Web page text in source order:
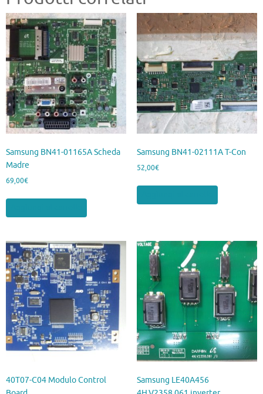
Samsung BN41-01165A Scheda
Madre
69,00€
Samsung BN41-02111A T-Con
52,00€
40T07-C04 Modulo Control
Samsung LE40A456